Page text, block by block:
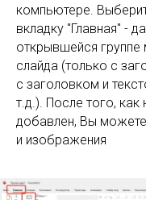
компьютере.
вкладку "Главная" -
открывшейся
слайда (только с
с заголовком и
т.д.). После того,
добавлен, Вы можете
и изображения